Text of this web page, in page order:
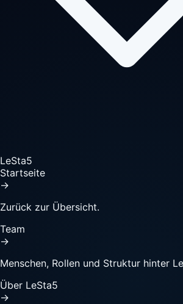
LeSta5
Startseite
→
Zurück zur Übersicht.
Team
→
Menschen, Rollen und Struktur hinter
Über LeSta5
→